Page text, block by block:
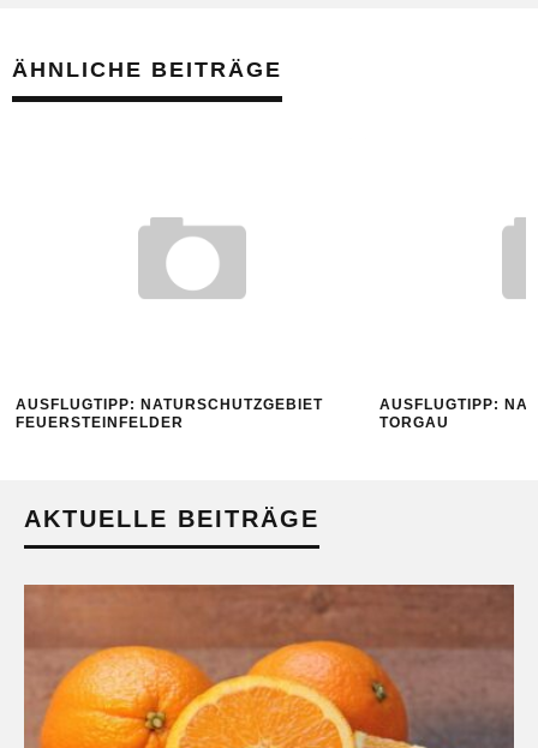
ÄHNLICHE BEITRÄGE
AUSFLUGTIPP: NATURSCHUTZGEBIET
FEUERSTEINFELDER
AUSFLUGTIPP:
TORGAU
AKTUELLE BEITRÄGE